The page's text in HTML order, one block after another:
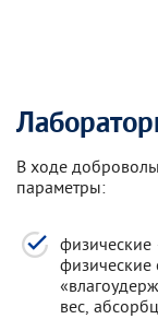
В ходе
параметры:
физические
физические
вес,